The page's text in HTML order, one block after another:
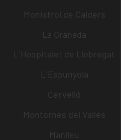
Monistrol de Calders
La Granada
L´Hospitalet de Llobregat
L´Espunyola
Cervelló
Montornès del Vallès
Manlleu